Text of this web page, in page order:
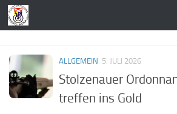
Zum Inhalt springen
ALLGEMEIN 5. JULI 2026
Stolzenauer
treffen ins Gold